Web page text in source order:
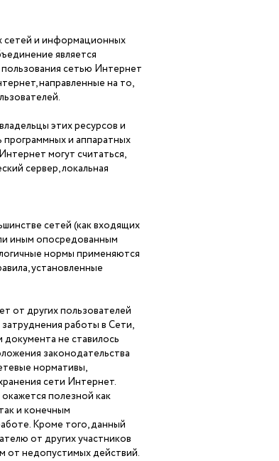
сетей и информационных
является
сетью Интернет
направленные на то,
этих ресурсов и
программных и аппаратных
могут считаться,
сервер, локальная
сетей (как входящих
иным опосредованным
нормы применяются
установленные
от других пользователей
работы в Сети,
не ставилось
законодательства
нормативы,
сети Интернет.
полезной как
и конечным
Кроме того, данный
от других участников
от недопустимых действий.